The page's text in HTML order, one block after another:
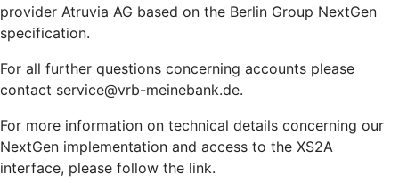
provider Atruvia AG based on the Berlin Group NextGen
specification.
For all further questions concerning accounts please
contact service@vrb-meinebank.de.
For more information on technical details concerning our
NextGen implementation and access to the XS2A
interface, please follow the link.